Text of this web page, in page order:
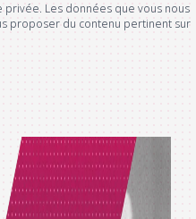
Les données que vous nous
proposer du contenu pertinent sur